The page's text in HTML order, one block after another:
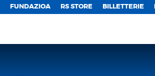
FUNDAZIOA RS STORE BILLETTERIE